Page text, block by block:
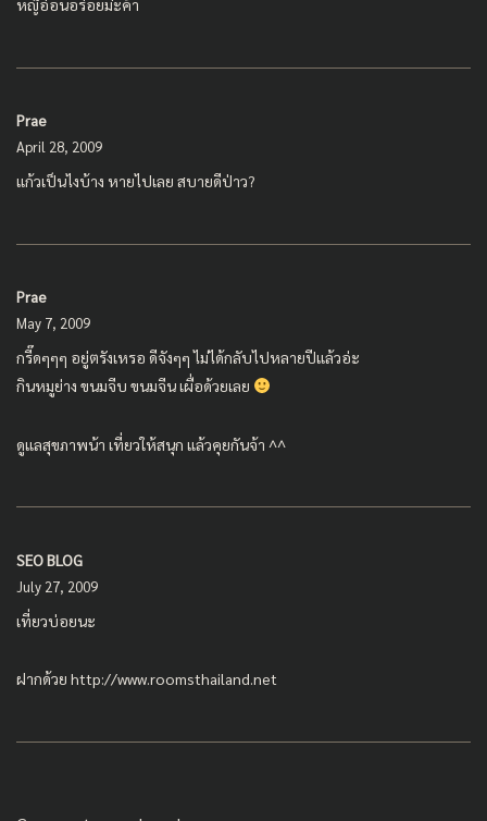
หญ็อ่อนอร่อยม่ะค้า
Prae
April 28, 2009
แก้วเป็นไงบ้าง หายไปเลย สบายดีป่าว?
Prae
May 7, 2009
กรี๊ดๆๆๆ อยู่ตรังเหรอ ดีจังๆๆ ไม่ได้กลับไปหลายปีแล้วอ่ะ
กินหมูย่าง ขนมจีบ ขนมจีน เผื่อด้วยเลย
ดูแลสุขภาพน้า เที่ยวให้สนุก แล้วคุยกันจ้า ^^
SEO BLOG
July 27, 2009
เที่ยวบ่อยนะ
ฝากด้วย http://www.roomsthailand.net